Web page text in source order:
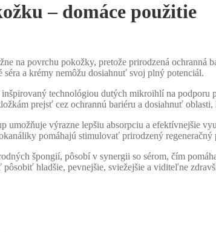
– domáce použitie
na povrchu pokožky, pretože prirodzená ochranná
a krémy nemôžu dosiahnuť svoj plný potenciál.
technológiou dutých mikroihlí na
prejsť cez ochrannú bariéru a dosiahnuť
umožňuje výrazne lepšiu absorpciu a efektívnejšie
pomáhajú stimulovať prirodzený
špongií, pôsobí v synergii so sérom, čím
hladšie, pevnejšie, sviežejšie a viditeľne